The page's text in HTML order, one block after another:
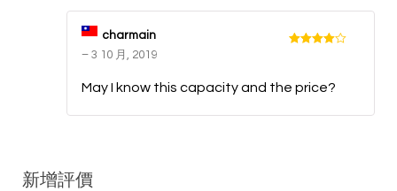
charmain
– 3 10 月, 2019
May I know this capacity and the price?
新增評價